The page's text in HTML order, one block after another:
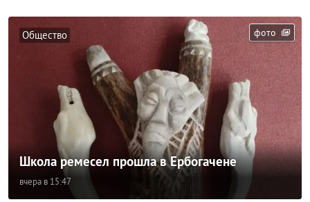
фото
Общество
Школа ремесел прошла в Ербогачене
вчера в 15:47